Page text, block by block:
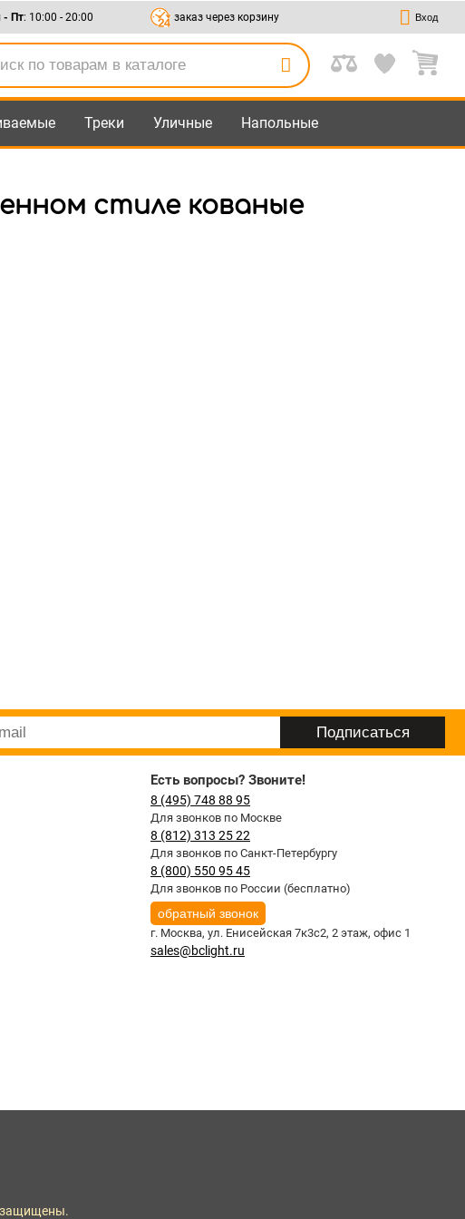
- Пт: 10:00 - 20:00 заказ через корзину Вход
Треки Уличные Напольные
стиле кованые
Есть вопросы? Звоните!
8 (495) 748 88 95
Для звонков по Москве
8 (812) 313 25 22
Для звонков по Санкт-Петербургу
8 (800) 550 95 45
Для звонков по России (бесплатно)
обратный звонок
г. Москва, ул. Енисейская 7к3с2, 2 этаж, офис 1
sales@bclight.ru
защищены.